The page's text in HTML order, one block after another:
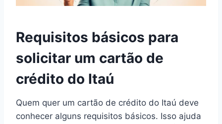
Requisitos básicos para
solicitar um cartão de
crédito do Itaú
Quem quer um cartão de crédito do Itaú deve
conhecer alguns requisitos básicos. Isso ajuda